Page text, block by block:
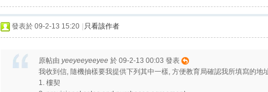
發表於 09-2-13 15:20 只看該作者
原帖由 yeeyeeyeeyee 於 09-2-13 00:03 發表
我收到信, 隨機抽樣要我提供下列其中一樣, 方便教育局確認我所填寫的地
1. 樓契